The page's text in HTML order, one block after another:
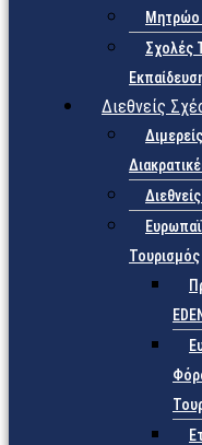
Μητρώο
Σχολές
Διεθνείς
Τουρισμός
EDEN